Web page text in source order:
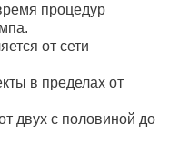
процедур
от сети
в пределах от
двух с половиной до